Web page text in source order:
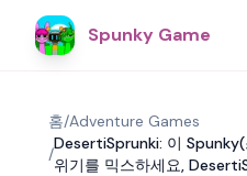
Spunky Game
홈/Adventure Games
/
DesertiSprunki: 이
위기를 믹스하세요,